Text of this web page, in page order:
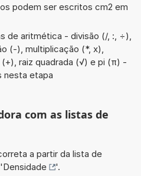
podem ser escritos cm2 em
de aritmética - divisão (/, :, ÷),
(-), multiplicação (*, x),
raiz quadrada (√) e pi (π) -
nesta etapa
com as listas de
a partir da lista de
Densidade
'.